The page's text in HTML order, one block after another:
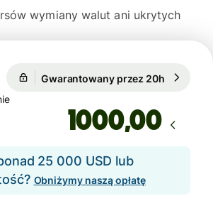
wymiany walut ani ukrytych
Gwarantowany przez 20h
,00
25 000 USD lub
Obniżymy naszą opłatę